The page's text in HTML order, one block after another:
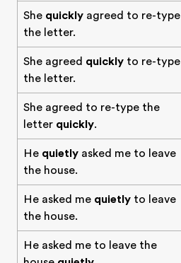
She quickly agreed to re-type
the letter.
She agreed quickly to re-type
the letter.
She agreed to re-type the
letter quickly.
He quietly asked me to leave
the house.
He asked me quietly to leave
the house.
He asked me to leave the